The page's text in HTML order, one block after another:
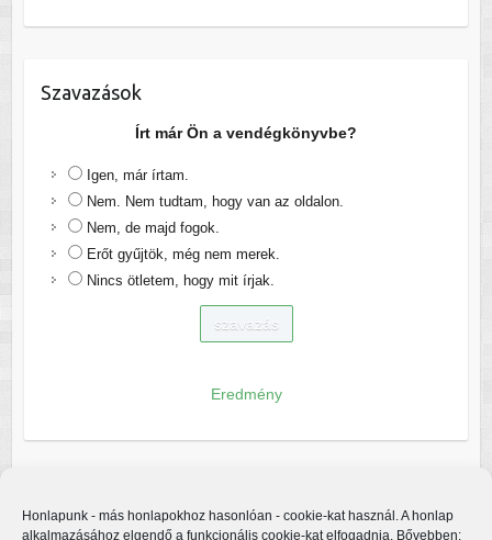
Honlapunk - más honlapokhoz hasonlóan - cookie-kat használ. A honlap
alkalmazásához elgendő a funkcionális cookie-kat elfogadnia. Bővebben:
Szavazások
Írt már Ön a vendégkönyvbe?
Igen, már írtam.
Nem. Nem tudtam, hogy van az oldalon.
Nem, de majd fogok.
Erőt gyűjtök, még nem merek.
Nincs ötletem, hogy mit írjak.
Eredmény